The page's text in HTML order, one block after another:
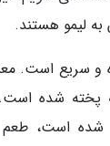
به لیمو هستند.
و سریع است.
پخته شده
شده است،